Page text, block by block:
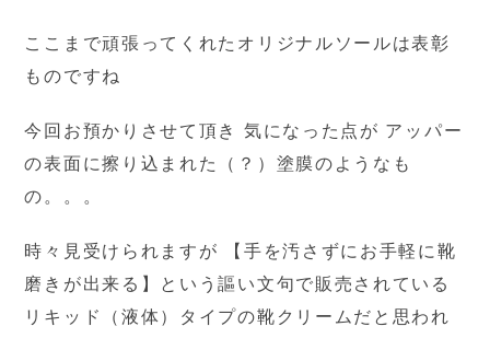
ここまで頑張ってくれたオリジナルソールは表彰
ものですね
今回お預かりさせて頂き 気になった点が アッパー
の表面に擦り込まれた（？）塗膜のようなも
の。。。
時々見受けられますが 【手を汚さずにお手軽に靴
磨きが出来る】という謳い文句で販売されている
リキッド（液体）タイプの靴クリームだと思われ